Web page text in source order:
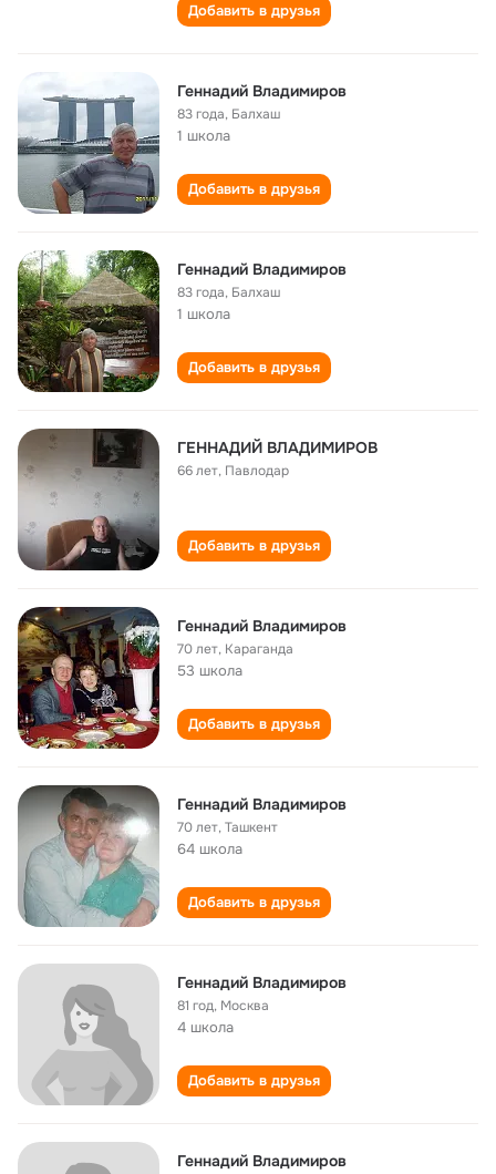
Добавить в друзья
Геннадий Владимиров
83 года, Балхаш
1 школа
Добавить в друзья
Геннадий Владимиров
83 года, Балхаш
1 школа
Добавить в друзья
ГЕННАДИЙ ВЛАДИМИРОВ
66 лет, Павлодар
Добавить в друзья
Геннадий Владимиров
70 лет, Караганда
53 школа
Добавить в друзья
Геннадий Владимиров
70 лет,Ташкент
64 школа
Добавить в друзья
Геннадий Владимиров
81 год, Москва
4 школа
Добавить в друзья
Геннадий Владимиров